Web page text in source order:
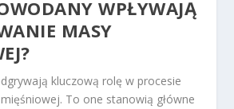
WPŁYWAJĄ
MASY
kluczową rolę w procesie
To one stanowią główne